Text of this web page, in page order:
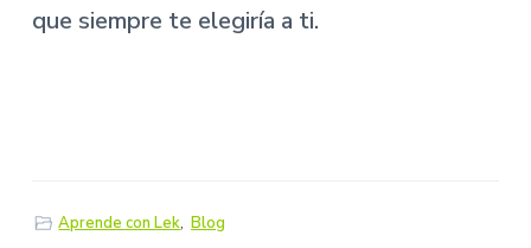
que siempre te elegiría a ti.
Aprende con Lek, Blog